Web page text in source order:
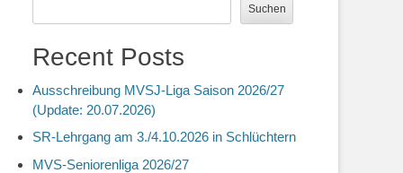
Suchen
Recent Posts
Ausschreibung MVSJ-Liga Saison 2026/27
(Update: 20.07.2026)
SR-Lehrgang am 3./4.10.2026 in Schlüchtern
MVS-Seniorenliga 2026/27